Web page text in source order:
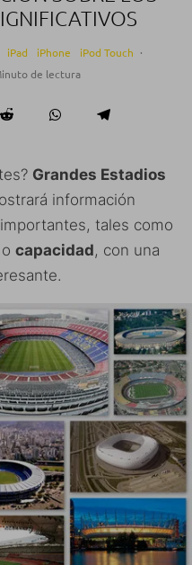
iPad iPhone iPod Touch ·
de lectura
Grandes Estadios
información
tales como
o capacidad, con una